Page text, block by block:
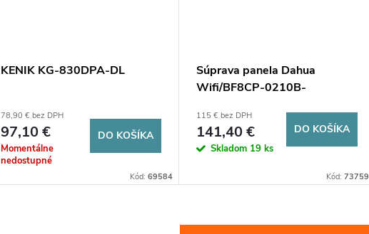
KENIK KG-830DPA-DL
78,90 € bez DPH
97,10 €
Momentálne
nedostupné
DO KOŠÍKA
Kód:69584
Súprava panela Dahua
Wifi/BF8CP-0210B-
115 € bez DPH
141,40 €
Skladom 19 ks
DO KOŠÍKA
Kód: 73759